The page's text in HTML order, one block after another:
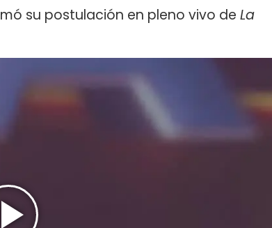
su postulación en pleno vivo de La